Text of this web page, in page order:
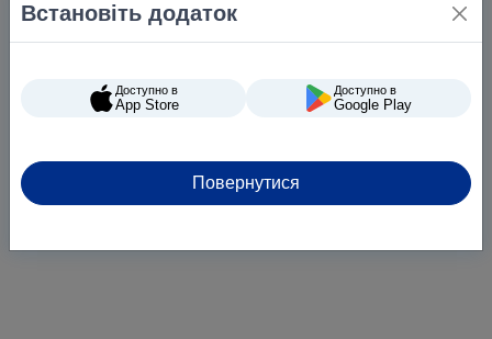
Встановіть додаток
Доступно в
App Store
Доступно в
Google Play
Повернутися